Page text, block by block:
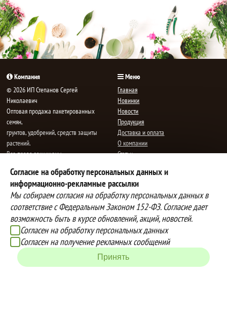
корзине!
Согласие на обработку персональных данных и
информационно-рекламные рассылки
Мы собираем согласия на обработку персональных данных в
соответствие с Федеральным Законом 152-ФЗ. Согласие дает
возможность быть в курсе обновлений, акций, новостей.
Согласен на обработку персональных данных
Согласен на получение рекламных сообщений
Принять
Компания
© 2026 ИП Степанов Сергей
Николаевич
Oптовая продажа пакетированных
семян,
грунтов, удобрений, средств защиты
растений.
Все права защищены.
E-mail:mail@semenauspeha.ru
Телефон: +7 (8352) 28-80-34
Адрес: г. Чебоксары, пр. Мира 76 А
Меню
Главная
Новинки
Новости
Продукция
Доставка и оплата
О компании
Статьи
Способы оплаты
Вы можете оплатить покупки
наличными при получении товара,
либо выбрать другой способ оплаты
Инструкция по оплате банковской
Доставка
Наша компания осуществляет
бесплатную
доставку до терминалов транспортных
компаний.